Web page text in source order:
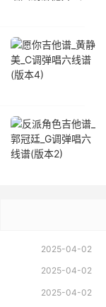
2025-04-02
2025-04-02
2025-04-02